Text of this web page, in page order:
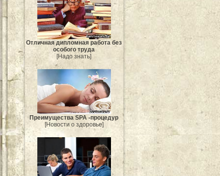
Отличная дипломная работа без
особого труда
[Надо знать]
Преимущества SPA -процедур
[Новости о здоровье]